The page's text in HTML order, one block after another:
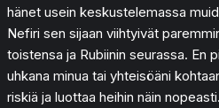
hänet usein keskustelemassa
Nefiri sen sijaan viihtyivät
toistensa ja Rubiinin seurassa. En
uhkana minua tai yhteisöäni
riskiä ja luottaa heihin näin nopeasti.